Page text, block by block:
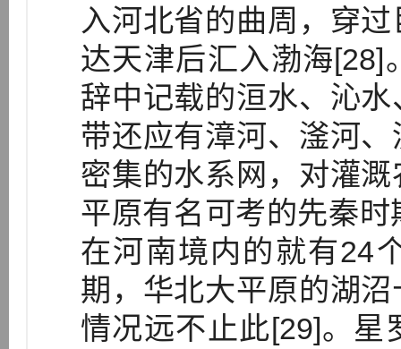
入河北省的曲周，穿
达天津后汇入渤海[28]
辞中记载的洹水、沁
带还应有漳河、滏河
密集的水系网，对灌
平原有名可考的先秦
在河南境内的就有24
期，华北大平原的湖
情况远不止此[29]。星